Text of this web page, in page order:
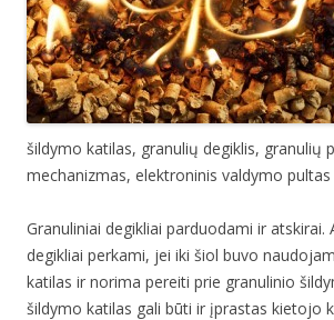
šildymo katilas, granulių degiklis, granulių
mechanizmas, elektroninis valdymo
Granuliniai degikliai parduodami ir atskirai.
degikliai perkami, jei iki šiol buvo
katilas ir norima pereiti prie granulinio
šildymo katilas gali būti ir įprastas kietojo